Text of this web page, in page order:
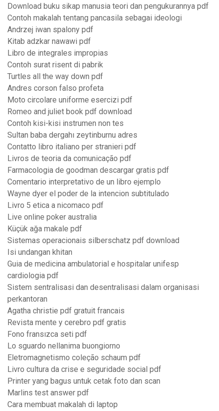
Download buku sikap manusia teori dan pengukurannya pdf
Contoh makalah tentang pancasila sebagai ideologi
Andrzej iwan spalony pdf
Kitab adzkar nawawi pdf
Libro de integrales impropias
Contoh surat risent di pabrik
Turtles all the way down pdf
Andres corson falso profeta
Moto circolare uniforme esercizi pdf
Romeo and juliet book pdf download
Contoh kisi-kisi instrumen non tes
Sultan baba dergahı zeytinburnu adres
Contatto libro italiano per stranieri pdf
Livros de teoria da comunicação pdf
Farmacologia de goodman descargar gratis pdf
Comentario interpretativo de un libro ejemplo
Wayne dyer el poder de la intencion subtitulado
Livro 5 etica a nicomaco pdf
Live online poker australia
Küçük ağa makale pdf
Sistemas operacionais silberschatz pdf download
Isi undangan khitan
Guia de medicina ambulatorial e hospitalar unifesp
cardiologia pdf
Sistem sentralisasi dan desentralisasi dalam organisasi
perkantoran
Agatha christie pdf gratuit francais
Revista mente y cerebro pdf gratis
Fono fransızca seti pdf
Lo sguardo nellanima buongiorno
Eletromagnetismo coleção schaum pdf
Livro cultura da crise e seguridade social pdf
Printer yang bagus untuk cetak foto dan scan
Marlins test answer pdf
Cara membuat makalah di laptop